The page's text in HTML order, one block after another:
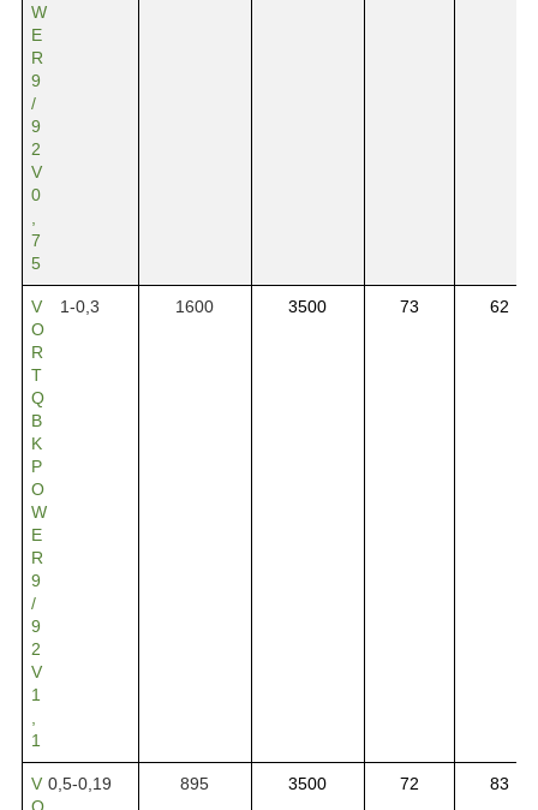
W
E
R
9
/
9
2
V
0
7
5
V
O
R
T
Q
B
K
P
O
W
E
R
9
/
9
2
V
1
1
1-0,3 1600 3500 73 62
V
O
0,5-0,19 895 3500 72 83